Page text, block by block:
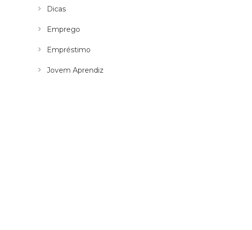
Dicas
Emprego
Empréstimo
Jovem Aprendiz